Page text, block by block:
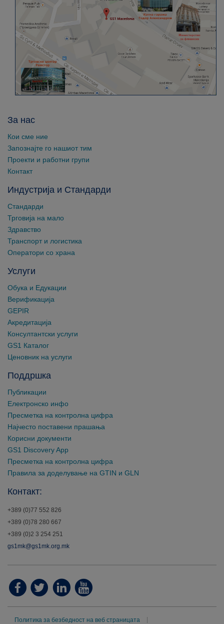
За нас
Кои сме ние
Запознајте го нашиот тим
Проекти и работни групи
Контакт
Индустрија и Стандарди
Стандарди
Трговија на мало
Здравство
Транспорт и логистика
Оператори со храна
Услуги
Обука и Едукации
Верификација
GEPIR
Акредитација
Консултантски услуги
GS1 Каталог
Ценовник на услуги
Поддршка
Публикации
Електронско инфо
Пресметка на контролна цифра
Најчесто поставени прашања
Корисни документи
GS1 Discovery App
Пресметка на контролна цифра
Правила за доделување на GTIN и GLN
Контакт:
+389 (0)77 552 826
+389 (0)78 280 667
+389 (0)2 3 254 251
gs1mk@gs1mk.org.mk
Политика за безбедност на веб страницата